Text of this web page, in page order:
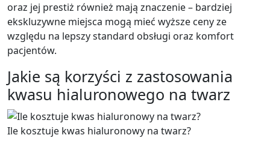
oraz jej prestiż również mają znaczenie – bardziej
ekskluzywne miejsca mogą mieć wyższe ceny ze
względu na lepszy standard obsługi oraz komfort
pacjentów.
Jakie są korzyści z zastosowania
kwasu hialuronowego na twarz
Ile kosztuje kwas hialuronowy na twarz?